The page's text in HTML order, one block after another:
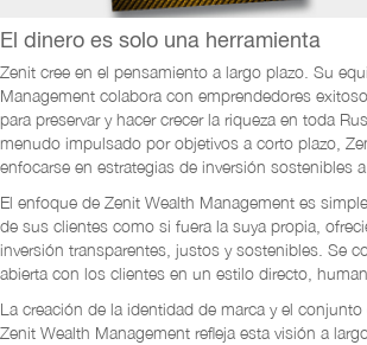
El dinero es solo una herramienta
Zenit cree en el pensamiento a largo plazo. Su
Management colabora con emprendedores
para preservar y hacer crecer la riqueza en toda
menudo impulsado por objetivos a corto plazo,
enfocarse en estrategias de inversión sostenibles
El enfoque de Zenit Wealth Management es
de sus clientes como si fuera la suya propia,
inversión transparentes, justos y sostenibles. Se
abierta con los clientes en un estilo directo,
La creación de la identidad de marca y el
Zenit Wealth Management refleja esta visión a